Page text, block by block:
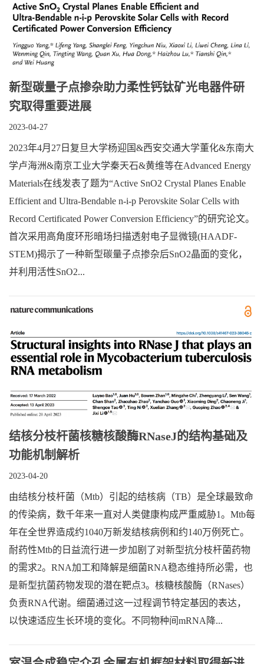
新型碳量子点掺杂助力柔性钙钛矿光电器件研
究取得重要进展
2023-04-27
2023年4月27日复旦大学杨迎国&西安交通大学董化&东南大
学卢海洲&南京工业大学秦天石&黄维等在Advanced Energy
Materials在线发表了题为“Active SnO2 Crystal Planes Enable
Efficient and Ultra-Bendable n-i-p Perovskite Solar Cells with
Record Certificated Power Conversion Efficiency”的研究论文。
首次采用高角度环形暗场扫描透射电子显微镜(HAADF-
STEM)揭示了一种新型碳量子点掺杂后SnO2晶面的变化，
并利用活性SnO2...
结核分枝杆菌核糖核酸酶RNaseJ的结构基础及
功能机制解析
2023-04-20
由结核分枝杆菌（Mtb）引起的结核病（TB）是全球最致命
的传染病，数千年来一直对人类健康构成严重威胁1。Mtb每
年在全世界造成约1040万新发结核病例和约140万例死亡。
耐药性Mtb的日益流行进一步加剧了对新型抗分枝杆菌药物
的需求2。RNA加工和降解是细菌RNA稳态维持所必需，也
是新型抗菌药物发现的潜在靶点3。核糖核酸酶（RNases）
负责RNA代谢。细菌通过这一过程调节特定基因的表达，
以快速适应生长环境的变化。不同物种间mRNA降...